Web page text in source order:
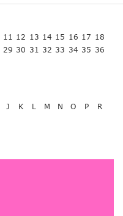
11 12 13 14 15 16 17 18
29 30 31 32 33 34 35 36
J K L M N O P
R